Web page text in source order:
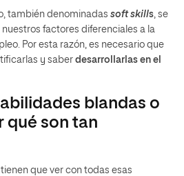
también denominadas soft skills , se
factores diferenciales a la
Por esta razón, es necesario que
y saber desarrollarlas en el
blandas o
qué son tan
tienen que ver con todas esas